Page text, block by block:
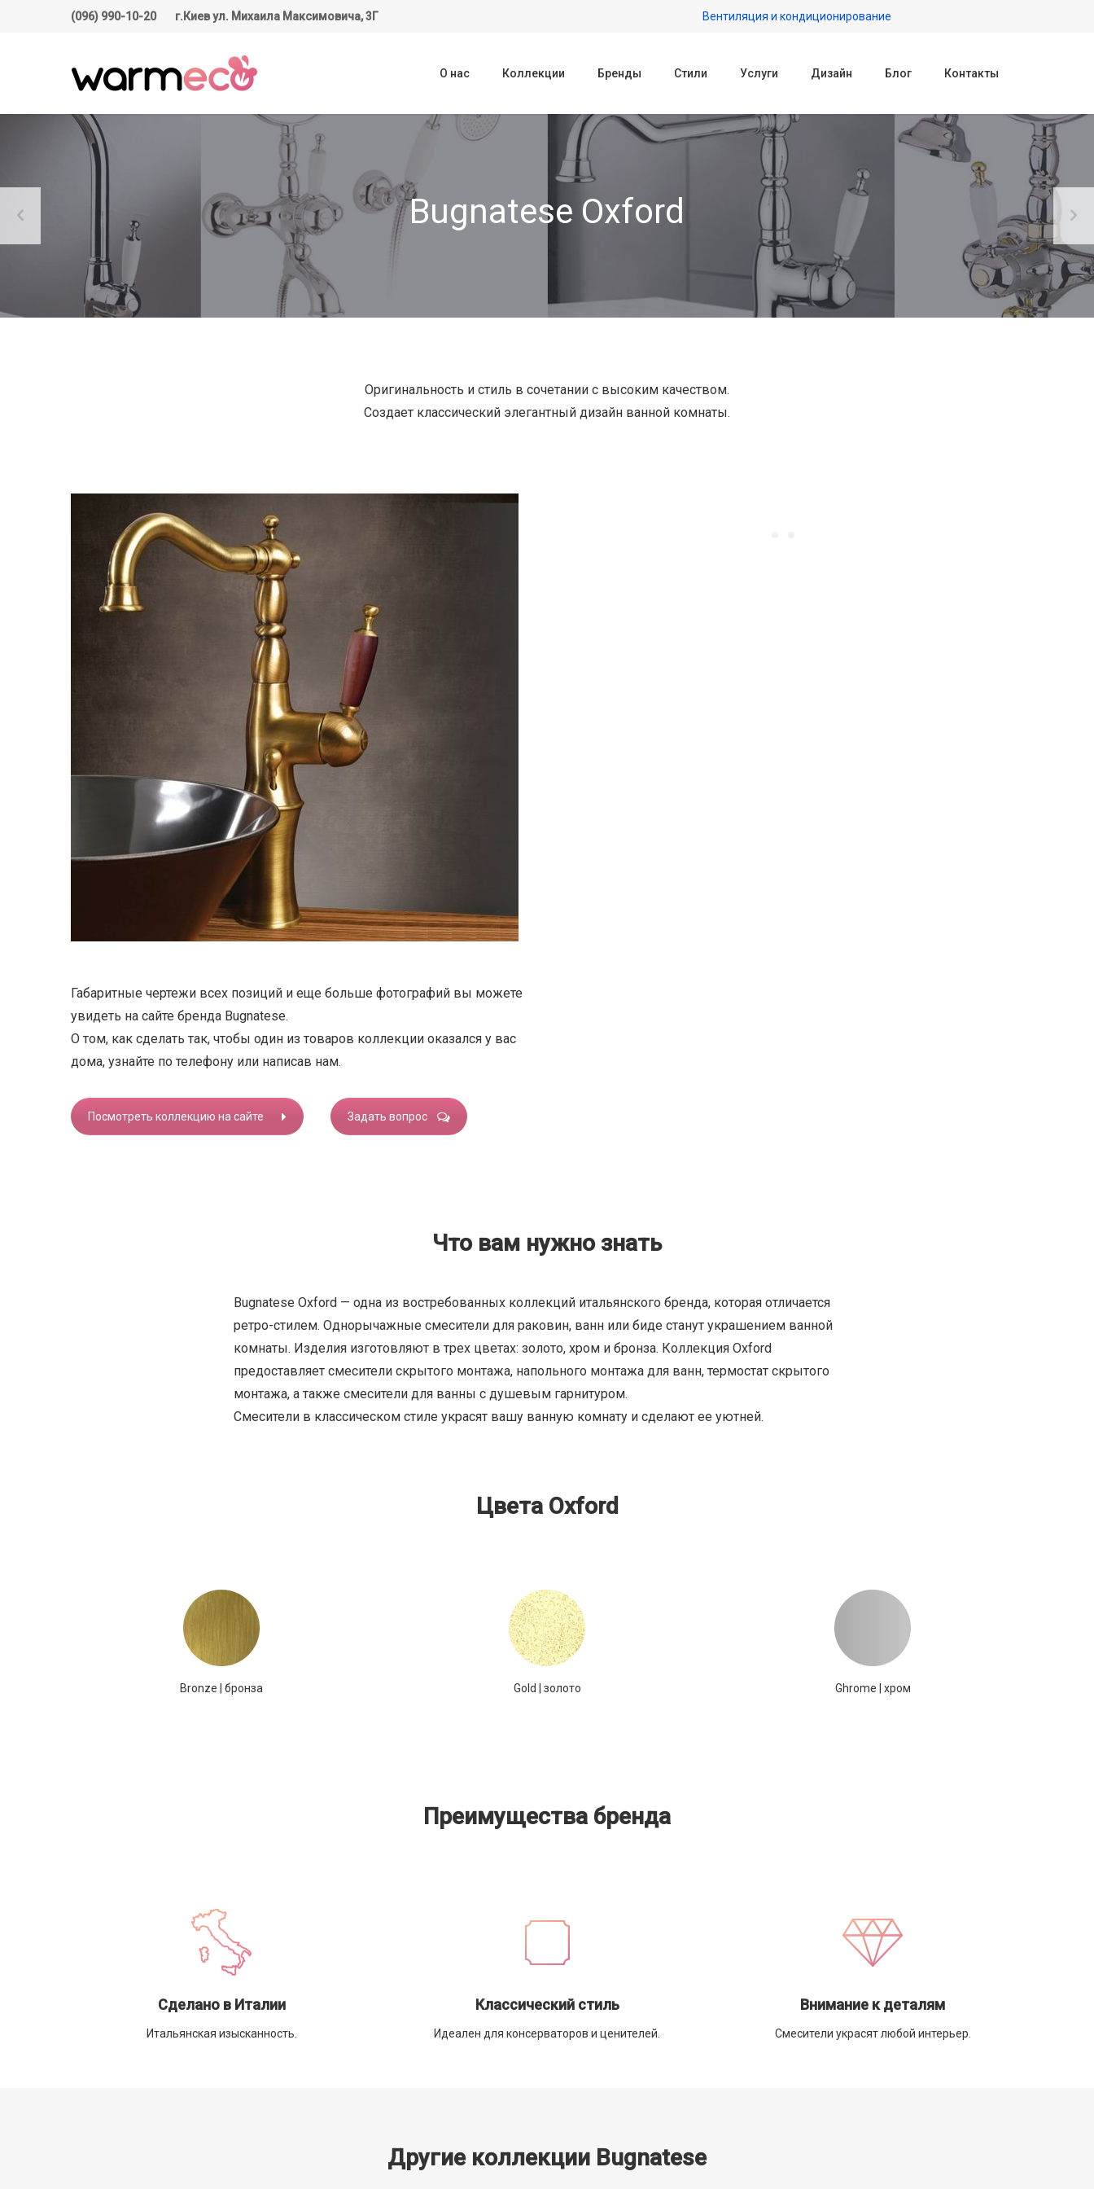
(096) 990-10-20 г.Киев ул. Михаила Максимовича, 3Г Вентиляция и кондиционирование
О нас Коллекции Бренды Стили Услуги Дизайн Блог Контакты
Bugnatese Oxford
Оригинальность и стиль в сочетании с высоким качеством.
Создает классический элегантный дизайн ванной комнаты.
Габаритные чертежи всех позиций и еще больше фотографий вы можете
увидеть на сайте бренда Bugnatese.
О том, как сделать так, чтобы один из товаров коллекции оказался у вас
дома, узнайте по телефону или написав нам.
Посмотреть коллекцию на сайте Задать вопрос
Что вам нужно знать
Bugnatese Oxford — одна из востребованных коллекций итальянского бренда, которая отличается
ретро-стилем. Однорычажные смесители для раковин, ванн или биде станут украшением ванной
комнаты. Изделия изготовляют в трех цветах: золото, хром и бронза. Коллекция Oxford
предоставляет смесители скрытого монтажа, напольного монтажа для ванн, термостат скрытого
монтажа, а также смесители для ванны с душевым гарнитуром.
Смесители в классическом стиле украсят вашу ванную комнату и сделают ее уютней.
Цвета Oxford
Bronze | бронза Gold | золото Ghrome | хром
Преимущества бренда
Сделано в Италии
Итальянская изысканность.
Классический стиль
Идеален для консерваторов и ценителей.
Внимание к деталям
Смесители украсят любой интерьер.
Другие коллекции Bugnatese